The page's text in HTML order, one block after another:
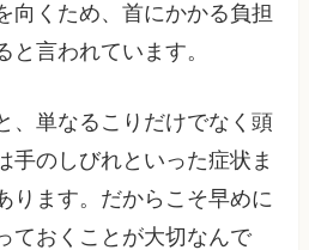
向くため、首にかかる負担
と言われています。
、単なるこりだけでなく頭
手のしびれといった症状ま
ります。だからこそ早めに
ておくことが大切なんで